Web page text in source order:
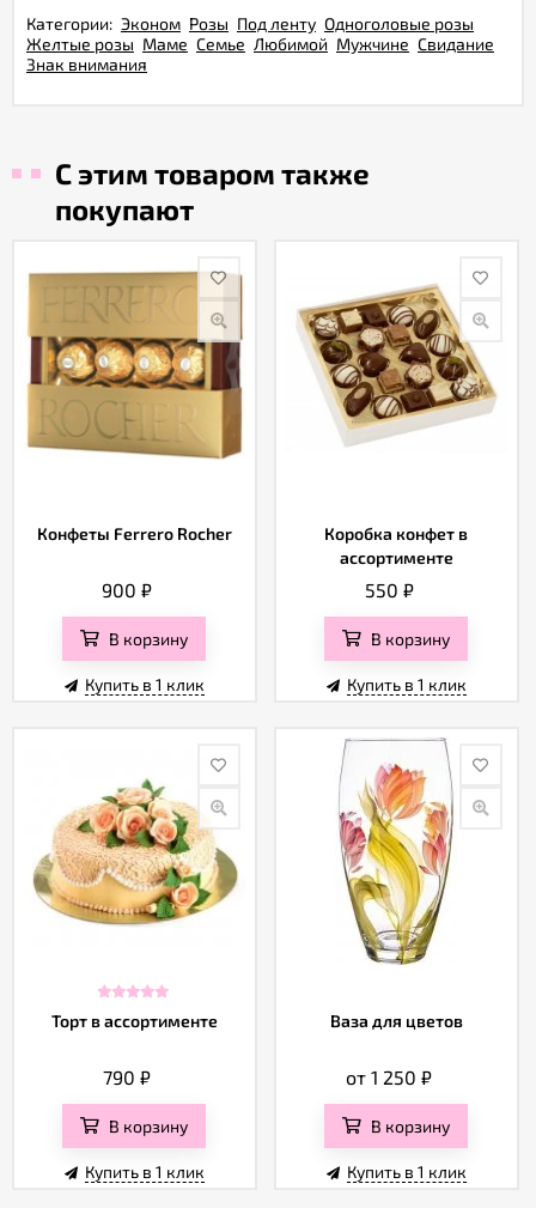
Категории: Эконом Розы Под ленту Одноголовые розы
Желтые розы Маме Семье Любимой Мужчине Свидание
Знак внимания
С этим товаром также
покупают
Конфеты Ferrero Rocher
900₽
В корзину
Купить в 1 клик
Коробка конфет в
ассортименте
550 ₽
В корзину
Купить в 1 клик
Торт в ассортименте
790₽
В корзину
Купить в 1 клик
Ваза для цветов
от 1 250₽
В корзину
Купить в 1 клик